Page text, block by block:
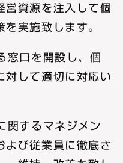
営資源を注入して個
実施致します。
窓口を開設し、個
対して適切に対応い
関するマネジメン
よび従業員に徹底さ